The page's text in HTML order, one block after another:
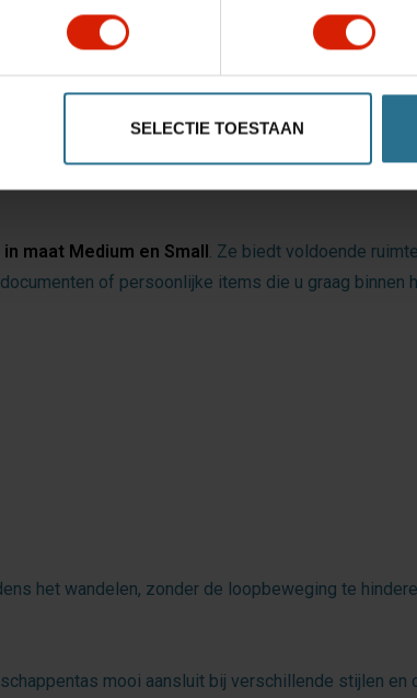
SELECTIE TOESTAAN
M/S
accessoire voor wie tijdens dagelijkse
discrete uitstraling, zodat u uw persoonlijke
maat Medium en Small. Ze biedt voldoende
of persoonlijke items die u graag binnen
het wandelen, zonder de loopbeweging te
mooi aansluit bij verschillende stijlen